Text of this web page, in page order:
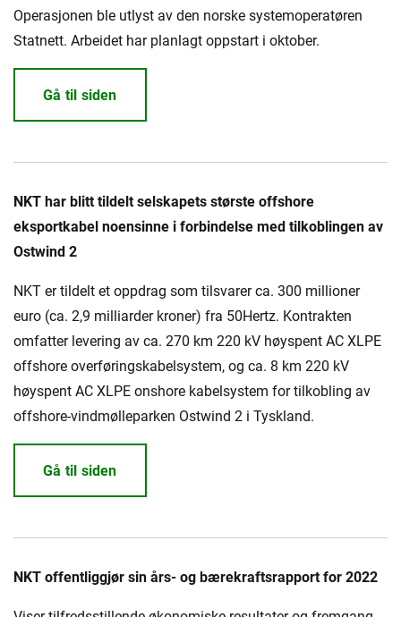
Operasjonen ble utlyst av den norske systemoperatøren
Statnett. Arbeidet har planlagt oppstart i oktober.
Gå til siden
NKT har blitt tildelt selskapets største offshore
eksportkabel noensinne i forbindelse med tilkoblingen av
Ostwind 2
NKT er tildelt et oppdrag som tilsvarer ca. 300 millioner
euro (ca. 2,9 milliarder kroner) fra 50Hertz. Kontrakten
omfatter levering av ca. 270 km 220 kV høyspent AC XLPE
offshore overføringskabelsystem, og ca. 8 km 220 kV
høyspent AC XLPE onshore kabelsystem for tilkobling av
offshore-vindmølleparken Ostwind 2 i Tyskland.
Gå til siden
NKT offentliggjør sin års- og bærekraftsrapport for 2022